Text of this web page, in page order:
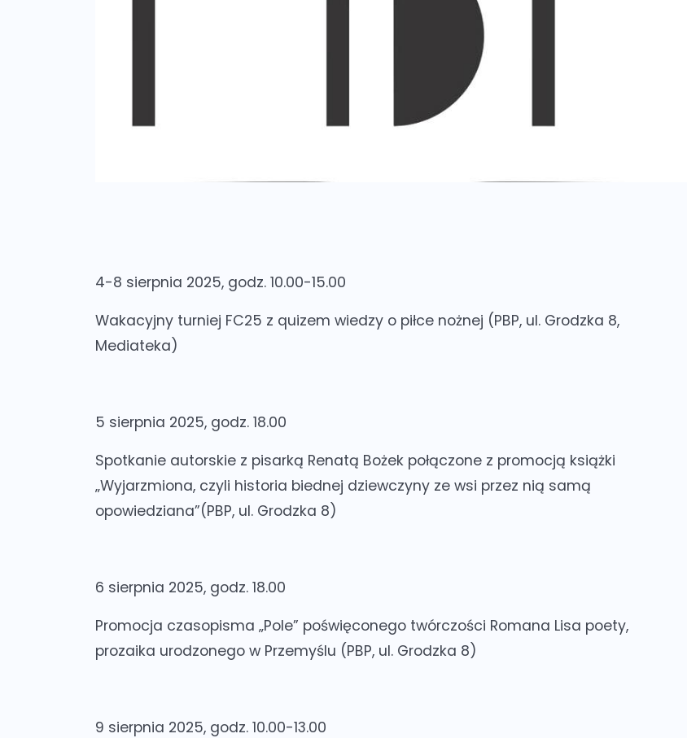
4-8 sierpnia 2025, godz. 10.00-15.00
Wakacyjny turniej FC25 z quizem wiedzy o piłce nożnej (PBP, ul. Grodzka 8,
Mediateka)
5 sierpnia 2025, godz. 18.00
Spotkanie autorskie z pisarką Renatą Bożek połączone z promocją książki
„Wyjarzmiona, czyli historia biednej dziewczyny ze wsi przez nią samą
opowiedziana”(PBP, ul. Grodzka 8)
6 sierpnia 2025, godz. 18.00
Promocja czasopisma „Pole” poświęconego twórczości Romana Lisa poety,
prozaika urodzonego w Przemyślu (PBP, ul. Grodzka 8)
9 sierpnia 2025, godz. 10.00-13.00